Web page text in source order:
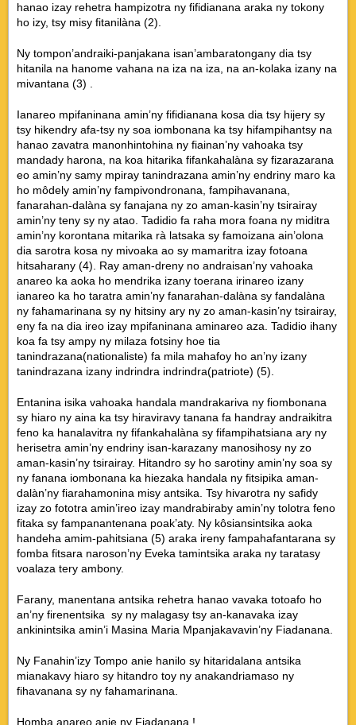
hanao izay rehetra hampizotra ny fifidianana araka ny tokony
ho izy, tsy misy fitanilàna (2).
Ny tompon’andraiki-panjakana isan’ambaratongany dia tsy
hitanila na hanome vahana na iza na iza, na an-kolaka izany na
mivantana (3) .
Ianareo mpifaninana amin’ny fifidianana kosa dia tsy hijery sy
tsy hikendry afa-tsy ny soa iombonana ka tsy hifampihantsy na
hanao zavatra manonhintohina ny fiainan’ny vahoaka tsy
mandady harona, na koa hitarika fifankahalàna sy fizarazarana
eo amin’ny samy mpiray tanindrazana amin’ny endriny maro ka
ho môdely amin’ny fampivondronana, fampihavanana,
fanarahan-dalàna sy fanajana ny zo aman-kasin’ny tsirairay
amin’ny teny sy ny atao. Tadidio fa raha mora foana ny miditra
amin’ny korontana mitarika rà latsaka sy famoizana ain’olona
dia sarotra kosa ny mivoaka ao sy mamaritra izay fotoana
hitsaharany (4). Ray aman-dreny no andraisan’ny vahoaka
anareo ka aoka ho mendrika izany toerana irinareo izany
ianareo ka ho taratra amin’ny fanarahan-dalàna sy fandalàna
ny fahamarinana sy ny hitsiny ary ny zo aman-kasin’ny tsirairay,
eny fa na dia ireo izay mpifaninana aminareo aza. Tadidio ihany
koa fa tsy ampy ny milaza fotsiny hoe tia
tanindrazana(nationaliste) fa mila mahafoy ho an’ny izany
tanindrazana izany indrindra indrindra(patriote) (5).
Entanina isika vahoaka handala mandrakariva ny fiombonana
sy hiaro ny aina ka tsy hiraviravy tanana fa handray andraikitra
feno ka hanalavitra ny fifankahalàna sy fifampihatsiana ary ny
herisetra amin’ny endriny isan-karazany manosihosy ny zo
aman-kasin’ny tsirairay. Hitandro sy ho sarotiny amin’ny soa sy
ny fanana iombonana ka hiezaka handala ny fitsipika aman-
dalàn’ny fiarahamonina misy antsika. Tsy hivarotra ny safidy
izay zo fototra amin’ireo izay mandrabiraby amin’ny tolotra feno
fitaka sy fampanantenana poak’aty. Ny kôsiansintsika aoka
handeha amim-pahitsiana (5) araka ireny fampahafantarana sy
fomba fitsara naroson’ny Eveka tamintsika araka ny taratasy
voalaza tery ambony.
Farany, manentana antsika rehetra hanao vavaka totoafo ho
an’ny firenentsika sy ny malagasy tsy an-kanavaka izay
ankinintsika amin’i Masina Maria Mpanjakavavin’ny Fiadanana.
Ny Fanahin’izy Tompo anie hanilo sy hitaridalana antsika
mianakavy hiaro sy hitandro toy ny anakandriamaso ny
fihavanana sy ny fahamarinana.
Homba anareo anie ny Fiadanana !